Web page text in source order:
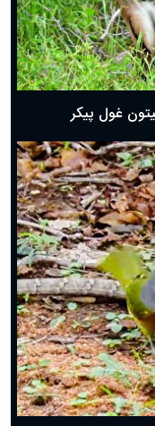
غول پیکر